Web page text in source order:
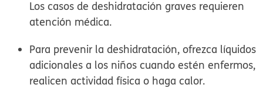
Los casos de deshidratación graves requieren
atención médica.
Para prevenir la deshidratación, ofrezca líquidos
adicionales a los niños cuando estén enfermos,
realicen actividad física o haga calor.